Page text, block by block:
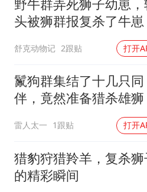
今日立
夯实基
野牛群弄死狮子幼崽
头被狮群报复杀了牛崽
舒克动物记 2跟贴 打开
鬣狗群集结了十几只同
伴，竟然准备猎杀雄狮
雷人太一 1跟贴 打开
猎豹狩猎羚羊，复杀狮
的精彩瞬间